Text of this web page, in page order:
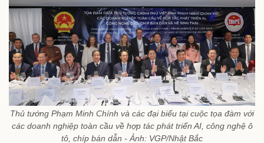
Thủ tướng Phạm Minh Chính và các đại biểu tại cuộc tọa đàm với
các doanh nghiệp toàn cầu về hợp tác phát triển AI, công nghệ ô
tô, chíp bán dẫn - Ảnh: VGP/Nhật Bắc